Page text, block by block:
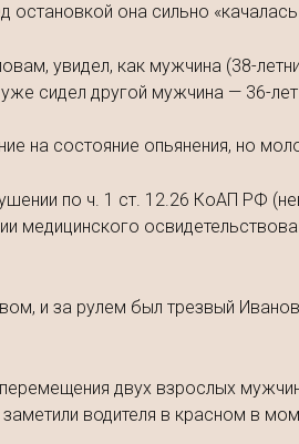
остановкой она сильно
увидел, как мужчина (38-
сидел другой мужчина — 36-
на состояние опьянения, но
по ч. 1 ст. 12.26 КоАП РФ
и за рулем был трезвый
двух взрослых
водителя в красном в